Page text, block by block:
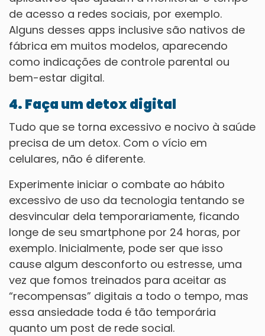
de acesso a redes sociais, por exemplo.
Alguns desses apps inclusive são nativos de
fábrica em muitos modelos, aparecendo
como indicações de controle parental ou
bem-estar digital.
4. Faça um detox digital
Tudo que se torna excessivo e nocivo à saúde
precisa de um detox. Com o vício em
celulares, não é diferente.
Experimente iniciar o combate ao hábito
excessivo de uso da tecnologia tentando se
desvincular dela temporariamente, ficando
longe de seu smartphone por 24 horas, por
exemplo. Inicialmente, pode ser que isso
cause algum desconforto ou estresse, uma
vez que fomos treinados para aceitar as
“recompensas” digitais a todo o tempo, mas
essa ansiedade toda é tão temporária
quanto um post de rede social.